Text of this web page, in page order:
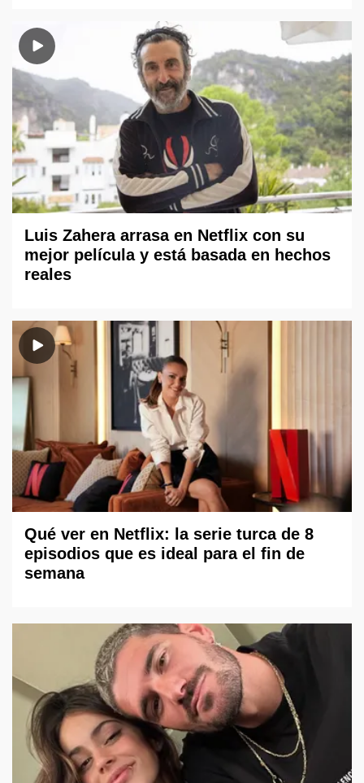
Luis Zahera arrasa en Netflix con su
mejor película y está basada en hechos
reales
Qué ver en Netflix: la serie turca de 8
episodios que es ideal para el fin de
semana